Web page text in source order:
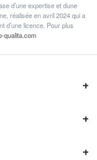
d’une expertise et dune
réalisée en avril 2024 qui a
d’une licence. Pour plus
qualita.com